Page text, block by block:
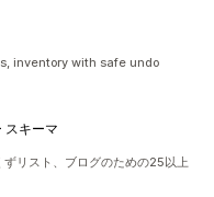
inventory with safe undo
スキーマ
リスト、ブログのための25以上